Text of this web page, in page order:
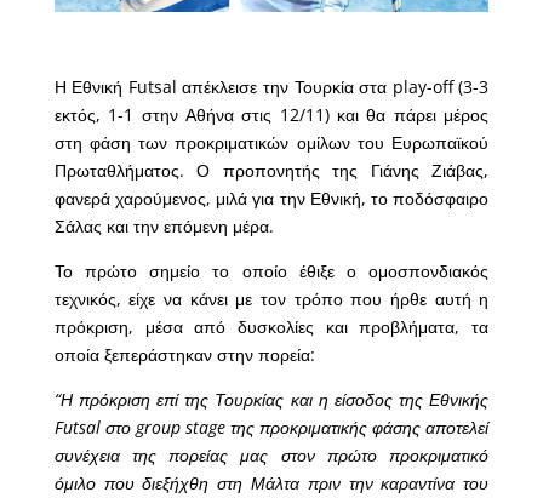
Η Εθνική Futsal απέκλεισε την Τουρκία στα play-off (3-3
εκτός, 1-1 στην Αθήνα στις 12/11) και θα πάρει μέρος
στη φάση των προκριματικών ομίλων του Ευρωπαϊκού
Πρωταθλήματος. Ο προπονητής της Γιάνης Ζιάβας,
φανερά χαρούμενος, μιλά για την Εθνική, το ποδόσφαιρο
Σάλας και την επόμενη μέρα.
Το πρώτο σημείο το οποίο έθιξε ο ομοσπονδιακός
τεχνικός, είχε να κάνει με τον τρόπο που ήρθε αυτή η
πρόκριση, μέσα από δυσκολίες και προβλήματα, τα
οποία ξεπεράστηκαν στην πορεία:
“Η πρόκριση επί της Τουρκίας και η είσοδος της Εθνικής
Futsal στο group stage της προκριματικής φάσης αποτελεί
συνέχεια της πορείας μας στον πρώτο προκριματικό
όμιλο που διεξήχθη στη Μάλτα πριν την καραντίνα του